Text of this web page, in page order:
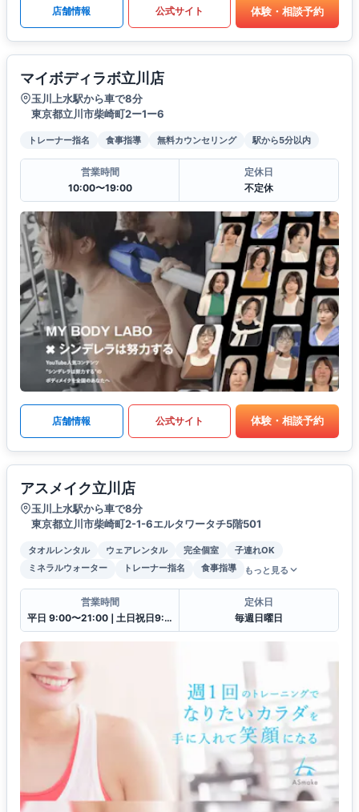
店舗情報 公式サイト 体験・相談予約
マイボディラボ立川店
玉川上水駅から車で8分
東京都立川市柴崎町2ー1ー6
トレーナー指名 食事指導 無料カウンセリング 駅から5分以内
営業時間
10:00〜19:00
定休日
不定休
店舗情報 公式サイト 体験・相談予約
アスメイク立川店
玉川上水駅から車で8分
東京都立川市柴崎町2-1-6エルタワータチ5階501
タオルレンタル ウェアレンタル 完全個室
子連れOK
ミネラルウォーター
トレーナー指名 食事指導 もっと見る
営業時間
平日 9:00〜21:00❘土日祝日9:00〜18:00
定休日
毎週日曜日